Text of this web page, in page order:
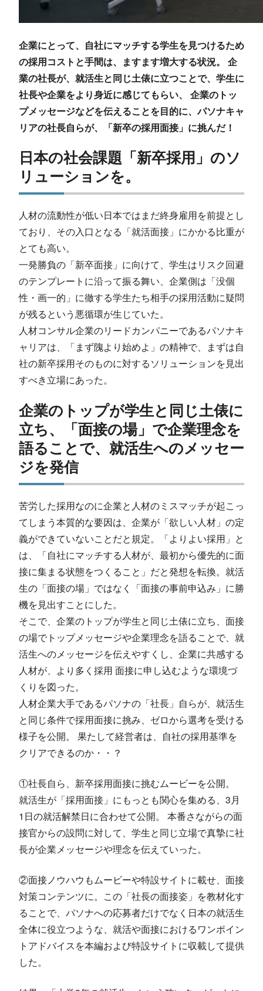
企業にとって、自社にマッチする学生を見つけるため
の採用コストと手間は、ますます増大する状況。 企
業の社長が、就活生と同じ土俵に立つことで、学生に
社長や企業をより身近に感じてもらい、 企業のトッ
プメッセージなどを伝えることを目的に、パソナキャ
リアの社長自らが、「新卒の採用面接」に挑んだ！
日本の社会課題「新卒採用」のソ
リューションを。
人材の流動性が低い日本ではまだ終身雇用を前提とし
ており、その入口となる「就活面接」にかかる比重が
とても高い。
一発勝負の「新卒面接」に向けて、学生はリスク回避
のテンプレートに沿って振る舞い、企業側は「没個
性・画一的」に徹する学生たち相手の採用活動に疑問
が残るという悪循環が生じていた。
人材コンサル企業のリードカンパニーであるパソナキ
ャリアは、「まず隗より始めよ」の精神で、まずは自
社の新卒採用そのものに対するソリューションを見出
すべき立場にあった。
企業のトップが学生と同じ土俵に
立ち、「面接の場」で企業理念を
語ることで、就活生へのメッセー
ジを発信
苦労した採用なのに企業と人材のミスマッチが起こっ
てしまう本質的な要因は、企業が「欲しい人材」の定
義ができていないことだと規定。「よりよい採用」と
は、「自社にマッチする人材が、最初から優先的に面
接に集まる状態をつくること」だと発想を転換。就活
生の「面接の場」ではなく「面接の事前申込み」に勝
機を見出すことにした。
そこで、企業のトップが学生と同じ土俵に立ち、面接
の場でトップメッセージや企業理念を語ることで、就
活生へのメッセージを伝えやすくし、企業に共感する
人材が、より多く採用 面接に申し込むような環境づ
くりを図った。
人材企業大手であるパソナの「社長」自らが、就活生
と同じ条件で採用面接に挑み、ゼロから選考を受ける
様子を公開。 果たして経営者は、自社の採用基準を
クリアできるのか・・？
①社長自ら、新卒採用面接に挑むムービーを公開。
就活生が「採用面接」にもっとも関心を集める、3月
1日の就活解禁日に合わせて公開。 本番さながらの面
接官からの設問に対して、学生と同じ立場で真摯に社
長が企業メッセージや理念を伝えていった。
②面接ノウハウもムービーや特設サイトに載せ、面接
対策コンテンツに。この「社長の面接姿」を教材化す
ることで、パソナへの応募者だけでなく日本の就活生
全体に役立つような、就活や面接におけるワンポイン
トアドバイスを本編および特設サイトに収載して提供
した。